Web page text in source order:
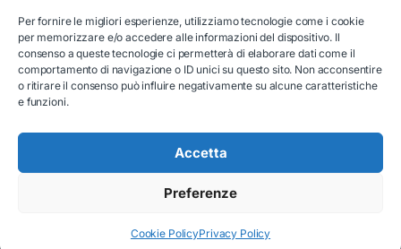
Per fornire le migliori esperienze, utilizziamo tecnologie come i cookie
per memorizzare e/o accedere alle informazioni del dispositivo. Il
consenso a queste tecnologie ci permetterà di elaborare dati come il
comportamento di navigazione o ID unici su questo sito. Non acconsentire
o ritirare il consenso può influire negativamente su alcune caratteristiche
e funzioni.
Accetta
Preferenze
Cookie PolicyPrivacy Policy
035-19831192
REA BG 479015 - All rights reserved